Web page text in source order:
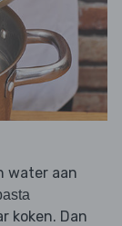
water aan
koken. Dan